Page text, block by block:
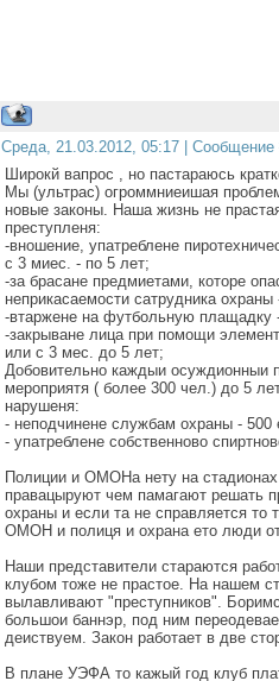
Среда, 21.03.2012, 05:17 | Сообщение
Широкй вапрос , но пастараюсь
Мы (ультрас) огроммниеишая
новые законы. Наша жизнь не
преступленя:
-вношение, упатреблене
с 3 миес. - по 5 лет;
-за брасане предмиетами, которе
неприкасаемости сатрудника
-втаржене на футбольную плащадку
-закрыване лица при помощи
или с 3 мес. до 5 лет;
Добовительно каждыи осуждионныи
мероприятя ( более 300 чел.) до 5
нарушеня:
- неподчинене службам охраны - 500
- упатреблене собственново
Полиции и ОМОНа нету на
правацыруют чем памагают решать
охраны и если та не справляется
ОМОН и полиця и охрана ето люди
Наши представители стараются
клубом тоже не прастое. На нашем
вылавливают "преступников".
большои баннэр, под ним
деиствуем. Закон работает в две
В плане УЭФА то кажый год клуб